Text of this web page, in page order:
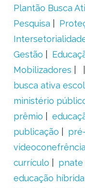
Plantão Busca
Pesquisa
Gestão
Mobilizadores
busca ativa
ministério
prêmio
publicação
videoconefrência
currículo
pnate
educação híbrida